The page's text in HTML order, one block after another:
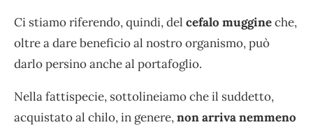
Ci stiamo riferendo, quindi, del cefalo muggineche,
oltre a dare beneficio al nostro organismo, può
darlo persino anche al portafoglio.
Nella fattispecie, sottolineiamo che il suddetto,
acquistato al chilo, in genere,non arriva nemmeno